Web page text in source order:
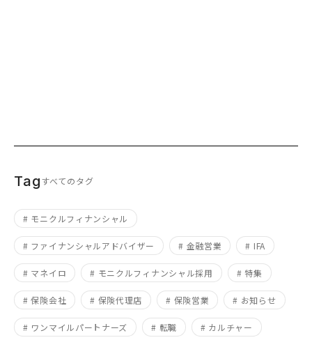
Tagすべてのタグ
# モニクルフィナンシャル
# ファイナンシャルアドバイザー # 金融営業 # IFA
# マネイロ # モニクルフィナンシャル採用 # 特集
# 保険会社 # 保険代理店 # 保険営業 # お知らせ
# ワンマイルパートナーズ # 転職 # カルチャー